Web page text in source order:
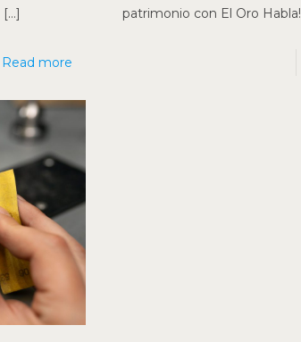
[…]
Read more
patrimonio con El Oro Habla!